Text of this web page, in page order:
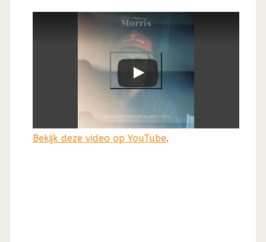
Bekijk deze video op YouTube.